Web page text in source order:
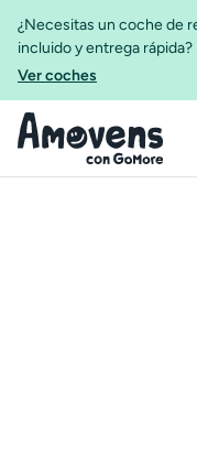
¿Necesitas un coche de
incluido y entrega rápida?
Ver coches